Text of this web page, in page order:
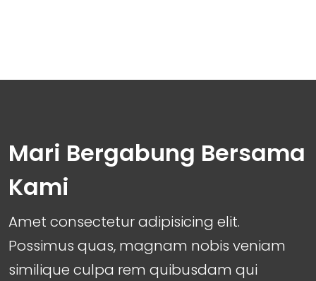
Mari Bergabung Bersama
Kami
Amet consectetur adipisicing elit.
Possimus quas, magnam nobis veniam
similique culpa rem quibusdam qui